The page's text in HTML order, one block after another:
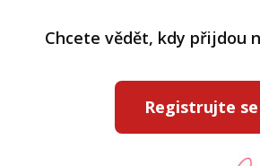
Chcete vědět, kdy přijdou
Registrujte se